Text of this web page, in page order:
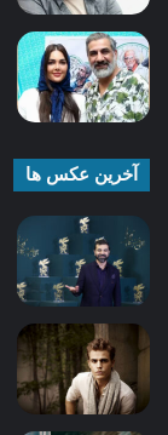
آخرین عکس ها